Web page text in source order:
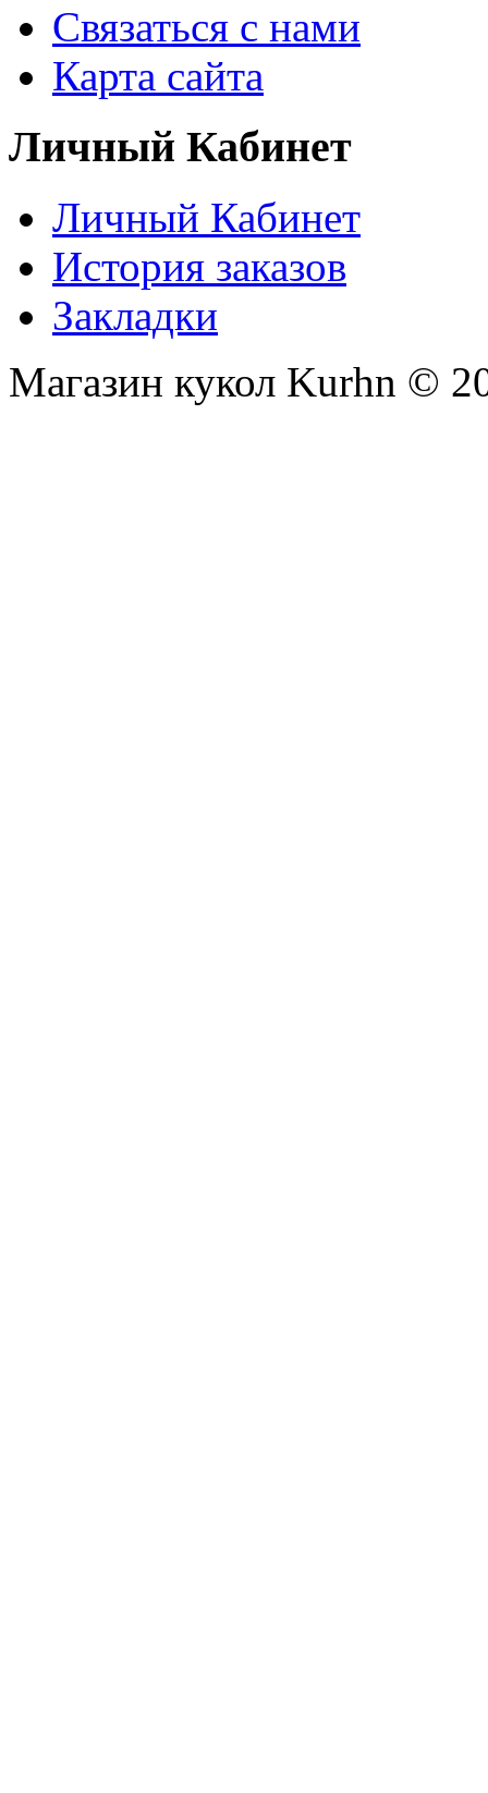
Связаться с нами
Карта сайта
Личный Кабинет
Личный Кабинет
История заказов
Закладки
Магазин кукол Kurhn ©